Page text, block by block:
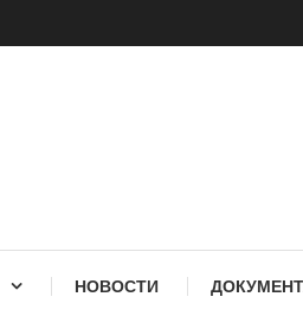
НОВОСТИ